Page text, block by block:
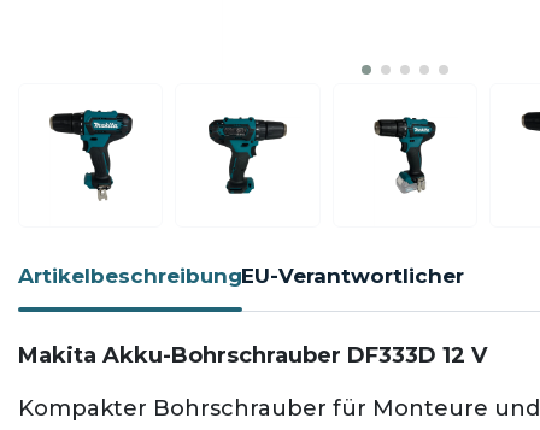
ArtikelbeschreibungEU-Verantwortlicher
Makita Akku-Bohrschrauber DF333D 12 V
Kompakter Bohrschrauber für Monteure